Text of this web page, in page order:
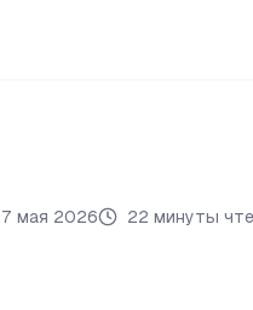
мая 2026 22 минуты